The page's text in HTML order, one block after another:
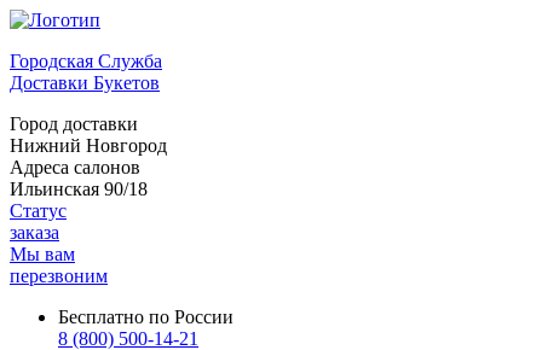
Городская Служба
Доставки Букетов
Город доставки
Нижний Новгород
Адреса салонов
Ильинская 90/18
Статус
заказа
Мы вам
перезвоним
Бесплатно по России
8 (800) 500-14-21